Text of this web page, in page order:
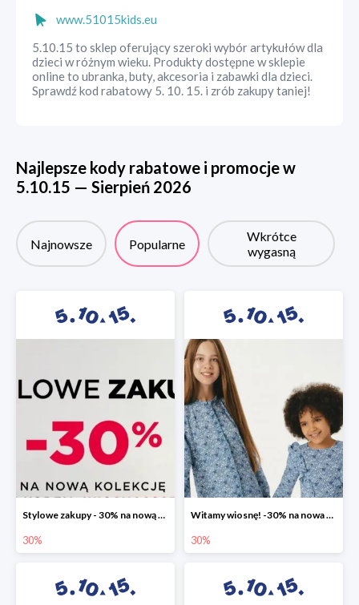
www.51015kids.eu
5.10.15 to sklep oferujący szeroki wybór artykułów dla
dzieci w różnym wieku. Produkty dostępne w sklepie
online to ubranka, buty, akcesoria i zabawki dla dzieci.
Sprawdź kod rabatowy 5. 10. 15. i zrób zakupy taniej!
Najlepsze kody rabatowe i promocje w
5.10.15 — Sierpień 2026
Najnowsze Popularne
Wkrótce
wygasną
Stylowe zakupy - 30% na nową kolekcję
30%
Witamy wiosnę! -30% na nowa kolekcję
30%